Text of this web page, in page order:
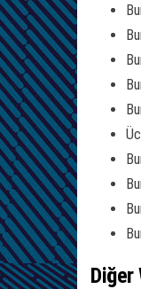
Diğer